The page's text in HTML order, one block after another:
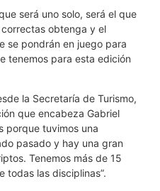
será uno solo, será el que
obtenga y el
se pondrán en juego para
tenemos para esta edición
la Secretaría de Turismo,
que encabeza Gabriel
porque tuvimos una
pasado y hay una gran
Tenemos más de 15
todas las disciplinas”.